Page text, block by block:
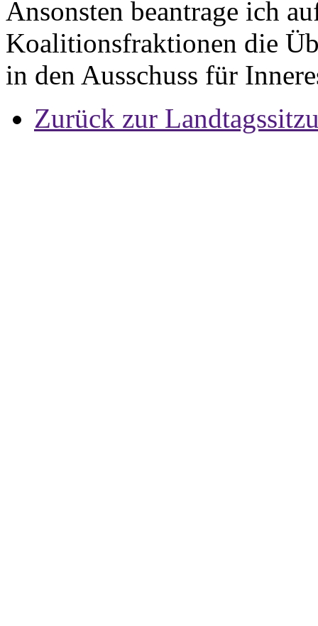
Ansonsten beantrage ich
Koalitionsfraktionen die
in den Ausschuss für
Zurück zur